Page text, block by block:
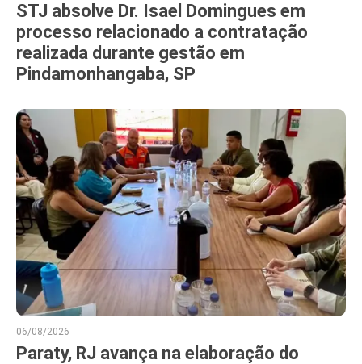
STJ absolve Dr. Isael Domingues em
processo relacionado a contratação
realizada durante gestão em
Pindamonhangaba, SP
06/08/2026
Paraty, RJ avança na elaboração do